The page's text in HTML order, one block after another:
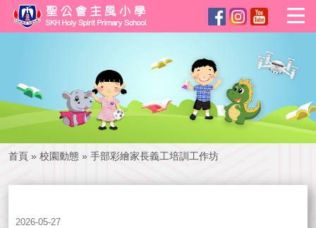
首頁 » 校園動態 » 手部彩繪家長義工培訓工作坊
2026-05-27